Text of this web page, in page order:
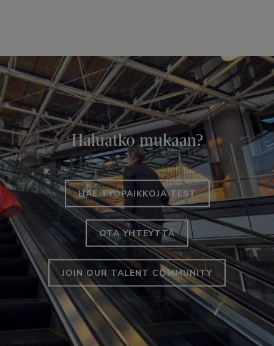
Haluatko mukaan?
HAE TYÖPAIKKOJA TEST
OTA YHTEYTTÄ
JOIN OUR TALENT COMMUNITY